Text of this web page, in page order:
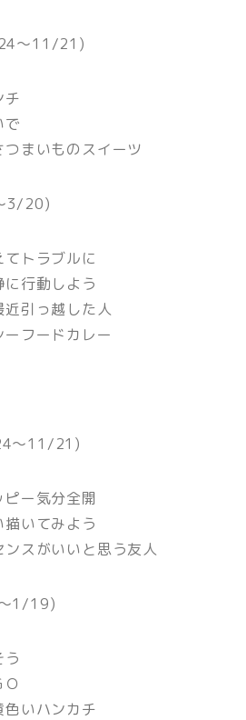
〜11/21)
チ
で
まいものスイーツ
3/20)
トラブルに
行動しよう
引っ越した人
フードカレー
〜11/21)
ー気分全開
いてみよう
スがいいと思う友人
1/19)
いハンカチ